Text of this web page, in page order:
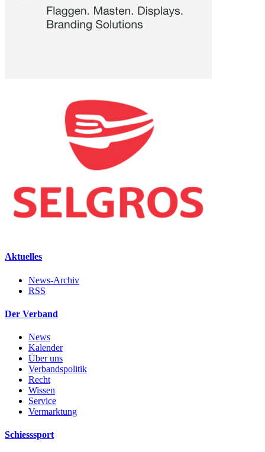
Aktuelles
News-Archiv
RSS
Der Verband
News
Kalender
Über uns
Verbandspolitik
Recht
Wissen
Service
Vermarktung
Schiesssport